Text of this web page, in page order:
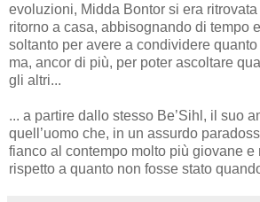
evoluzioni, Midda Bontor si era
ritorno a casa, abbisognando di tempo
soltanto per avere a condividere
ma, ancor di più, per poter ascoltare
gli altri...
... a partire dallo stesso Be’Sihl, il suo
quell’uomo che, in un assurdo
fianco al contempo molto più giovane e
rispetto a quanto non fosse stato